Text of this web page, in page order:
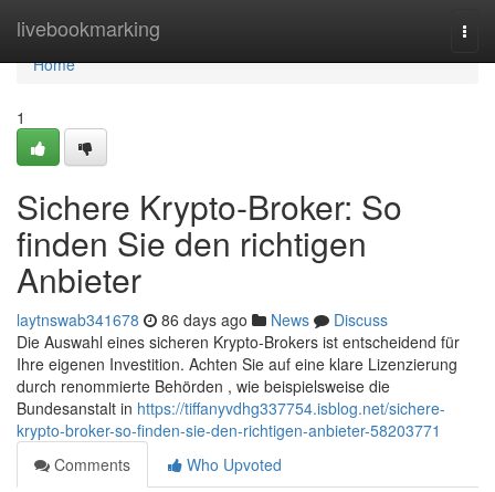
livebookmarking
Home
Home
1
Sichere Krypto-Broker: So
finden Sie den richtigen
Anbieter
laytnswab341678 86 days ago News
Discuss
Die Auswahl eines sicheren Krypto-Brokers ist entscheidend für
Ihre eigenen Investition. Achten Sie auf eine klare Lizenzierung
durch renommierte Behörden , wie beispielsweise die
Bundesanstalt in https://tiffanyvdhg337754.isblog.net/sichere-
krypto-broker-so-finden-sie-den-richtigen-anbieter-58203771
Comments
Who Upvoted